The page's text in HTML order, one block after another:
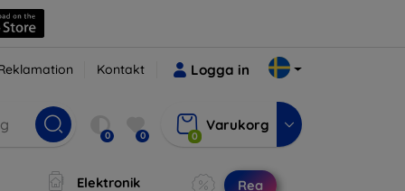
Kontakt Logga in
0 0 0
Varukorg
Elektronik Rea